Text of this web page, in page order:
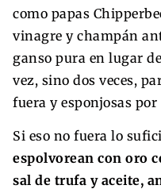
como papas
vinagre y champán
ganso pura en lugar
vez, sino dos veces,
fuera y esponjosas
Si eso no fuera lo
espolvorean con oro
sal de trufa y aceite,